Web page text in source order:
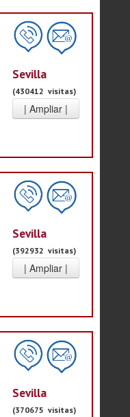
Sevilla
(430412 visitas)
Sevilla
(392932 visitas)
Sevilla
(370675 visitas)